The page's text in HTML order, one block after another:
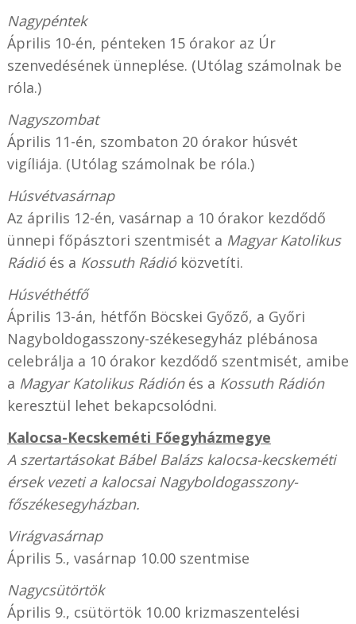
Nagypéntek
Április 10-én, pénteken 15 órakor az Úr
szenvedésének ünneplése. (Utólag számolnak be
róla.)
Nagyszombat
Április 11-én, szombaton 20 órakor húsvét
vigíliája. (Utólag számolnak be róla.)
Húsvétvasárnap
Az április 12-én, vasárnap a 10 órakor kezdődő
ünnepi főpásztori szentmisét a Magyar Katolikus
Rádióés a Kossuth Rádióközvetíti.
Húsvéthétfő
Április 13-án, hétfőn Böcskei Győző, a Győri
Nagyboldogasszony-székesegyház plébánosa
celebrálja a 10 órakor kezdődő szentmisét, amibe
a Magyar Katolikus Rádiónés a Kossuth Rádión
keresztül lehet bekapcsolódni.
Kalocsa-Kecskeméti Főegyházmegye
A szertartásokat Bábel Balázs kalocsa-kecskeméti
érsek vezeti a kalocsai Nagyboldogasszony-
főszékesegyházban.
Virágvasárnap
Április 5., vasárnap 10.00 szentmise
Nagycsütörtök
Április 9., csütörtök 10.00 krizmaszentelési